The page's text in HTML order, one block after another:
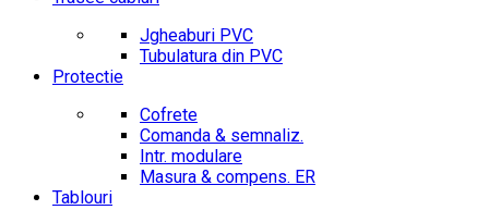
Jgheaburi PVC
Tubulatura din PVC
Protectie
Cofrete
Comanda & semnaliz.
Intr. modulare
Masura & compens. ER
Tablouri